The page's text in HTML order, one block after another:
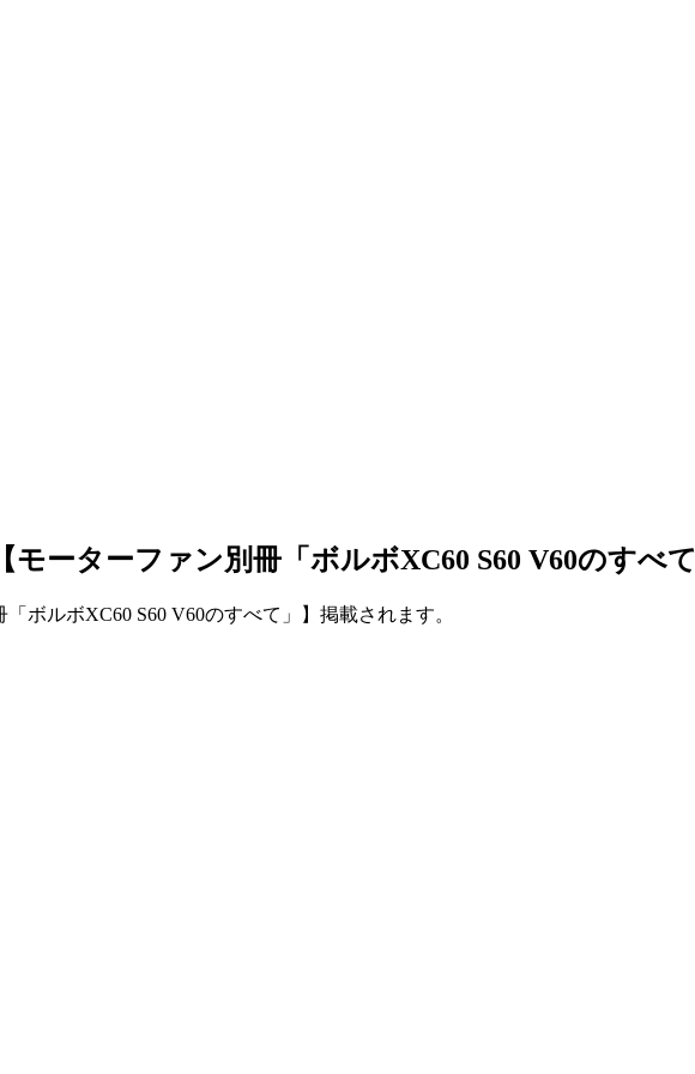
ーターファン別冊「ボルボXC60 S60 V60のすべて
ルボXC60 S60 V60のすべて」】掲載されます。